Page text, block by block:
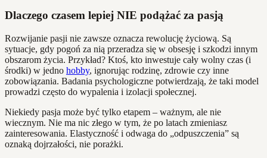
Dlaczego czasem lepiej NIE podążać za pasją
Rozwijanie pasji nie zawsze oznacza rewolucję życiową. Są
sytuacje, gdy pogoń za nią przeradza się w obsesję i szkodzi innym
obszarom życia. Przykład? Ktoś, kto inwestuje cały wolny czas (i
środki) w jedno hobby, ignorując rodzinę, zdrowie czy inne
zobowiązania. Badania psychologiczne potwierdzają, że taki model
prowadzi często do wypalenia i izolacji społecznej.
Niekiedy pasja może być tylko etapem – ważnym, ale nie
wiecznym. Nie ma nic złego w tym, że po latach zmieniasz
zainteresowania. Elastyczność i odwaga do „odpuszczenia” są
oznaką dojrzałości, nie porażki.